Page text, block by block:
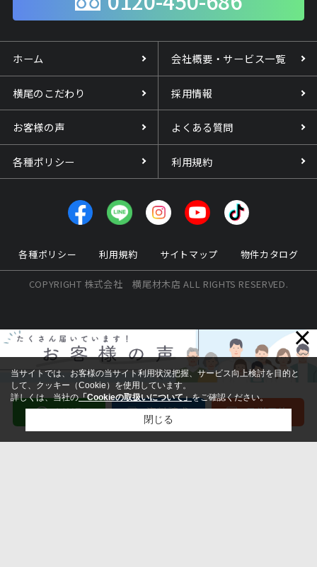
ホーム 会社概要・サービス一覧
横尾のこだわり 採用情報
お客様の声 よくある質問
各種ポリシー 利用規約
各種ポリシー 利用規約 サイトマップ 物件カタログ
COPYRIGHT 株式会社 横尾材木店 ALL RIGHTS RESERVED.
×
当サイトでは、お客様の当サイト利用状況把握、サービス向上検討を目的と
して、クッキー（Cookie）を使用しています。
詳しくは、当社の「Cookieの取扱いについて」をご確認ください。
閉じる